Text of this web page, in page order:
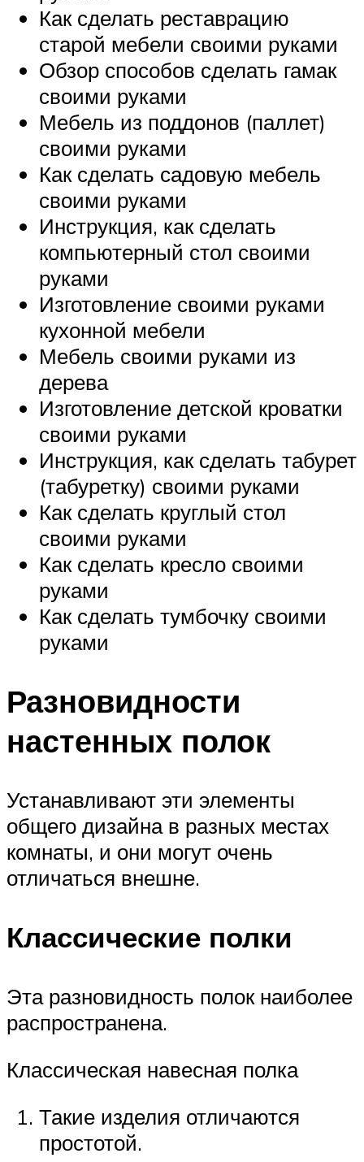
Как сделать реставрацию
старой мебели своими руками
Обзор способов сделать гамак
своими руками
Мебель из поддонов (паллет)
своими руками
Как сделать садовую мебель
своими руками
Инструкция, как сделать
компьютерный стол своими
руками
Изготовление своими руками
кухонной мебели
Мебель своими руками из
дерева
Изготовление детской кроватки
своими руками
Инструкция, как сделать табурет
(табуретку) своими руками
Как сделать круглый стол
своими руками
Как сделать кресло своими
руками
Как сделать тумбочку своими
руками
Разновидности
настенных полок
Устанавливают эти элементы
общего дизайна в разных местах
комнаты, и они могут очень
отличаться внешне.
Классические полки
Эта разновидность полок наиболее
распространена.
Классическая навесная полка
Такие изделия отличаются
простотой.